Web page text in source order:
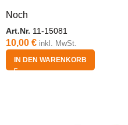
Noch
Art.Nr. 11-15081
10,00 € inkl. MwSt.
IN DEN WARENKORB